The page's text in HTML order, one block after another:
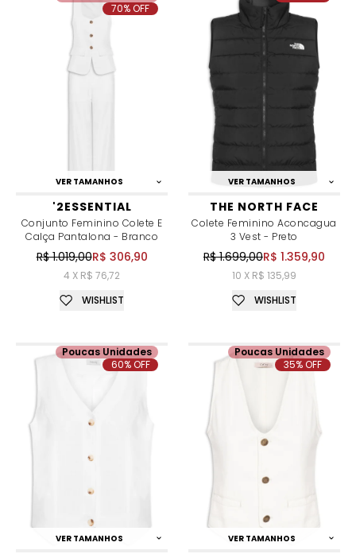
VER TAMANHOS
'2ESSENTIAL
Conjunto Feminino Colete E
Calça Pantalona - Branco
R$ 1.019,00R$ 306,90
4 X R$ 76,72
70% OFF
WISHLIST
VER TAMANHOS
THE NORTH FACE
Colete Feminino Aconcagua
3 Vest - Preto
R$ 1.699,00R$ 1.359,90
10 X R$ 135,99
WISHLIST
VER TAMANHOS
Poucas Unidades
60% OFF
VER TAMANHOS
Poucas Unidades
35% OFF